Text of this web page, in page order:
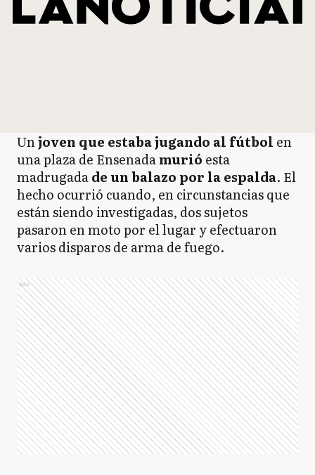
Unjoven que estaba jugando al fútbol en
una plaza de Ensenadamurió esta
madrugadade un balazo por la espalda. El
hecho ocurrió cuando, en circunstancias que
están siendo investigadas, dos sujetos
pasaron en moto por el lugar y efectuaron
varios disparos de arma de fuego.
Ads